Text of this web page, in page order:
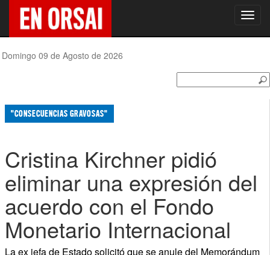
Domingo 09 de Agosto de 2026
"CONSECUENCIAS GRAVOSAS"
Cristina Kirchner pidió
eliminar una expresión del
acuerdo con el Fondo
Monetario Internacional
La ex jefa de Estado solicitó que se anule del Memorándum